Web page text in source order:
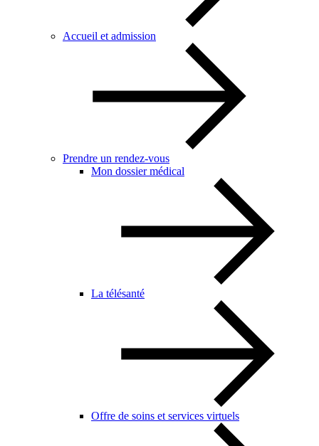
Accueil et admission
Prendre un rendez-vous
Mon dossier médical
La télésanté
Offre de soins et services virtuels